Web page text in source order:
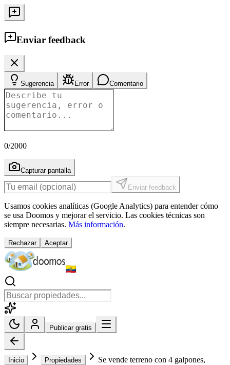
Enviar feedback
Sugerencia Error Comentario
0/2000
Capturar pantalla
Enviar feedback
Usamos cookies analíticas (Google Analytics) para entender cómo
se usa Doomos y mejorar el servicio. Las cookies técnicas son
siempre necesarias. Más información.
Rechazar Aceptar
Publicar gratis
Inicio Propiedades
Se vende terreno con 4 galpones,